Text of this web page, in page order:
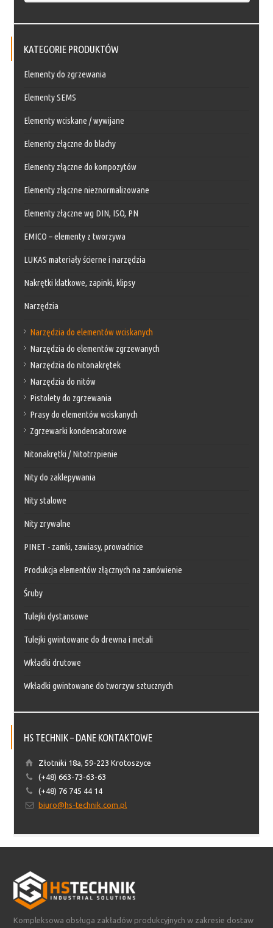
KATEGORIE PRODUKTÓW
Elementy do zgrzewania
Elementy SEMS
Elementy wciskane / wywijane
Elementy złączne do blachy
Elementy złączne do kompozytów
Elementy złączne nieznormalizowane
Elementy złączne wg DIN, ISO, PN
EMICO – elementy z tworzywa
LUKAS materiały ścierne i narzędzia
Nakrętki klatkowe, zapinki, klipsy
Narzędzia
Narzędzia do elementów wciskanych
Narzędzia do elementów zgrzewanych
Narzędzia do nitonakrętek
Narzędzia do nitów
Pistolety do zgrzewania
Prasy do elementów wciskanych
Zgrzewarki kondensatorowe
Nitonakrętki / Nitotrzpienie
Nity do zaklepywania
Nity stalowe
Nity zrywalne
PINET - zamki, zawiasy, prowadnice
Produkcja elementów złącznych na zamówienie
Śruby
Tulejki dystansowe
Tulejki gwintowane do drewna i metali
Wkładki drutowe
Wkładki gwintowane do tworzyw sztucznych
HS TECHNIK – DANE KONTAKTOWE
Złotniki 18a, 59-223 Krotoszyce
(+48) 663-73-63-63
(+48) 76 745 44 14
biuro@hs-technik.com.pl
Kompleksowa obsługa zakładów produkcyjnych w zakresie dostaw